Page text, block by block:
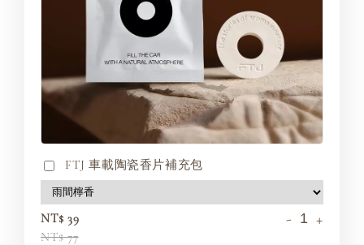
FTJ 車載陶瓷香片補充包
NT$ 39
NT$ 77
- +